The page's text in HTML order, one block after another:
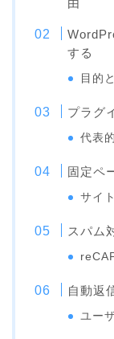
由
する
目的
プラグ
代表
固定ペ
サイ
スパム
自動返
ユー